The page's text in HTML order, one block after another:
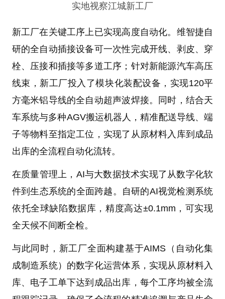
实地视察江城新工厂
新工厂在关键工序上已实现高度自动化。维智捷自
研的全自动插接设备可一次性完成开线、剥皮、穿
栓、压接和插接等多道工序；针对新能源汽车高压
线束，新工厂投入了模块化装配设备，实现120平
方毫米铝导线的全自动超声波焊接。同时，结合天
车系统与多种AGV搬运机器人，精准配送导线、端
子等物料至指定工位，实现了从原材料入库到成品
出库的全流程自动化流转。
在质量管理上，AI与大数据技术实现了从数字化软
件到生态系统的全面跨越。自研的AI视觉检测系统
依托全球缺陷数据库，精度高达±0.1mm，可实现
全天候不间断全检。
与此同时，新工厂全面构建基于AIMS（自动化集
成制造系统）的数字化运营体系，实现从原材料入
库、电子工单下达到成品出库，每个工序均被全流